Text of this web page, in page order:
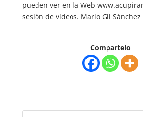
pueden ver en la Web
sesión de vídeos. Mario Gil Sánchez
Compartelo